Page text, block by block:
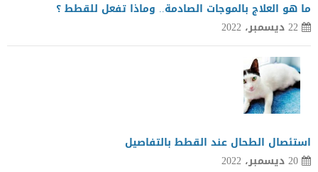
ما هو العلاج بالموجات الصادمة.. وماذا تفعل للقطط ؟
22 ديسمبر، 2022
استئصال الطحال عند القطط بالتفاصيل
20 ديسمبر، 2022